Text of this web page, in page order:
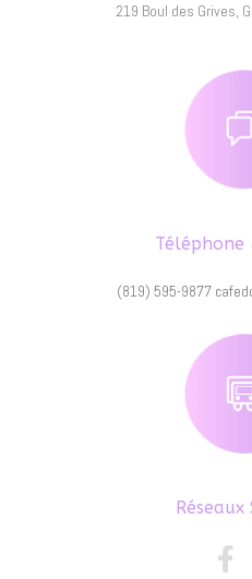
219 Boul des Grives,
Téléphone
(819) 595-9877
Réseaux